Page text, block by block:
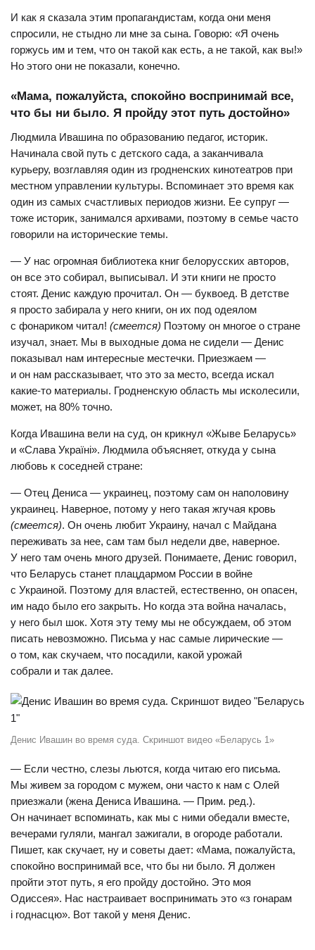
И как я сказала этим пропагандистам, когда они меня
спросили, не стыдно ли мне за сына. Говорю: «Я очень
горжусь им и тем, что он такой как есть, а не такой, как вы!»
Но этого они не показали, конечно.
«Мама, пожалуйста, спокойно воспринимай все,
что бы ни было. Я пройду этот путь достойно»
Людмила Ивашина по образованию педагог, историк.
Начинала свой путь с детского сада, а заканчивала
курьеру, возглавляя один из гродненских кинотеатров при
местном управлении культуры. Вспоминает это время как
один из самых счастливых периодов жизни. Ее супруг —
тоже историк, занимался архивами, поэтому в семье часто
говорили на исторические темы.
— У нас огромная библиотека книг белорусских авторов,
он все это собирал, выписывал. И эти книги не просто
стоят. Денис каждую прочитал. Он — буквоед. В детстве
я просто забирала у него книги, он их под одеялом
с фонариком читал! (смеется) Поэтому он многое о стране
изучал, знает. Мы в выходные дома не сидели — Денис
показывал нам интересные местечки. Приезжаем —
и он нам рассказывает, что это за место, всегда искал
какие-то материалы. Гродненскую область мы исколесили,
может, на 80% точно.
Когда Ивашина вели на суд, он крикнул «Жыве Беларусь»
и «Слава Україні». Людмила объясняет, откуда у сына
любовь к соседней стране:
— Отец Дениса — украинец, поэтому сам он наполовину
украинец. Наверное, потому у него такая жгучая кровь
(смеется). Он очень любит Украину, начал с Майдана
переживать за нее, сам там был недели две, наверное.
У него там очень много друзей. Понимаете, Денис говорил,
что Беларусь станет плацдармом России в войне
с Украиной. Поэтому для властей, естественно, он опасен,
им надо было его закрыть. Но когда эта война началась,
у него был шок. Хотя эту тему мы не обсуждаем, об этом
писать невозможно. Письма у нас самые лирические —
о том, как скучаем, что посадили, какой урожай
собрали и так далее.
Денис Ивашин во время суда. Скриншот видео «Беларусь 1»
— Если честно, слезы льются, когда читаю его письма.
Мы живем за городом с мужем, они часто к нам с Олей
приезжали (жена Дениса Ивашина. — Прим. ред.).
Он начинает вспоминать, как мы с ними обедали вместе,
вечерами гуляли, мангал зажигали, в огороде работали.
Пишет, как скучает, ну и советы дает: «Мама, пожалуйста,
спокойно воспринимай все, что бы ни было. Я должен
пройти этот путь, я его пройду достойно. Это моя
Одиссея». Нас настраивает воспринимать это «з гонарам
і годнасцю». Вот такой у меня Денис.